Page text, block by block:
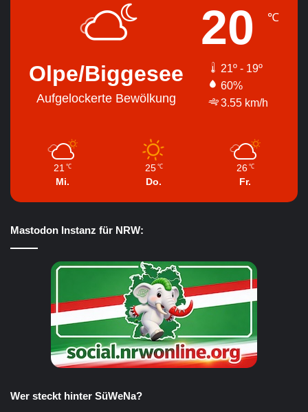
Olpe/Biggesee
Aufgelockerte Bewölkung
20 ℃
21º - 19º
60%
3.55 km/h
21 ℃
Mi.
25 ℃
Do.
26 ℃
Fr.
Mastodon Instanz für NRW:
Wer steckt hinter SüWeNa?